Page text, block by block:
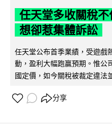
任天堂多收關稅
想卻惹集體訴訟
任天堂公布首季業績，受遊戲
動，盈利大幅跑贏預期。惟公
國定價，如今關稅被裁定違法
分享